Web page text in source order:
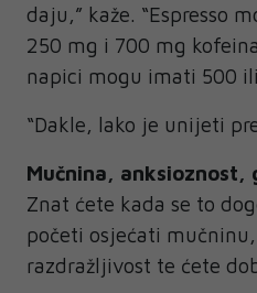
daju,” kaže. “Espresso
250 mg i 700 mg
napici mogu imati 500
“Dakle, lako je unijeti
Mučnina, anksioznost,
Znat ćete kada se to
početi osjećati
razdražljivost te ćete